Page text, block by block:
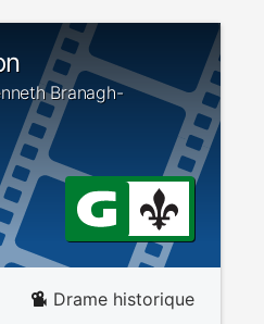
Branagh-
Drame historique